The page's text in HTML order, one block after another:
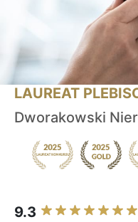
LAUREAT
Dworakowski
9.3